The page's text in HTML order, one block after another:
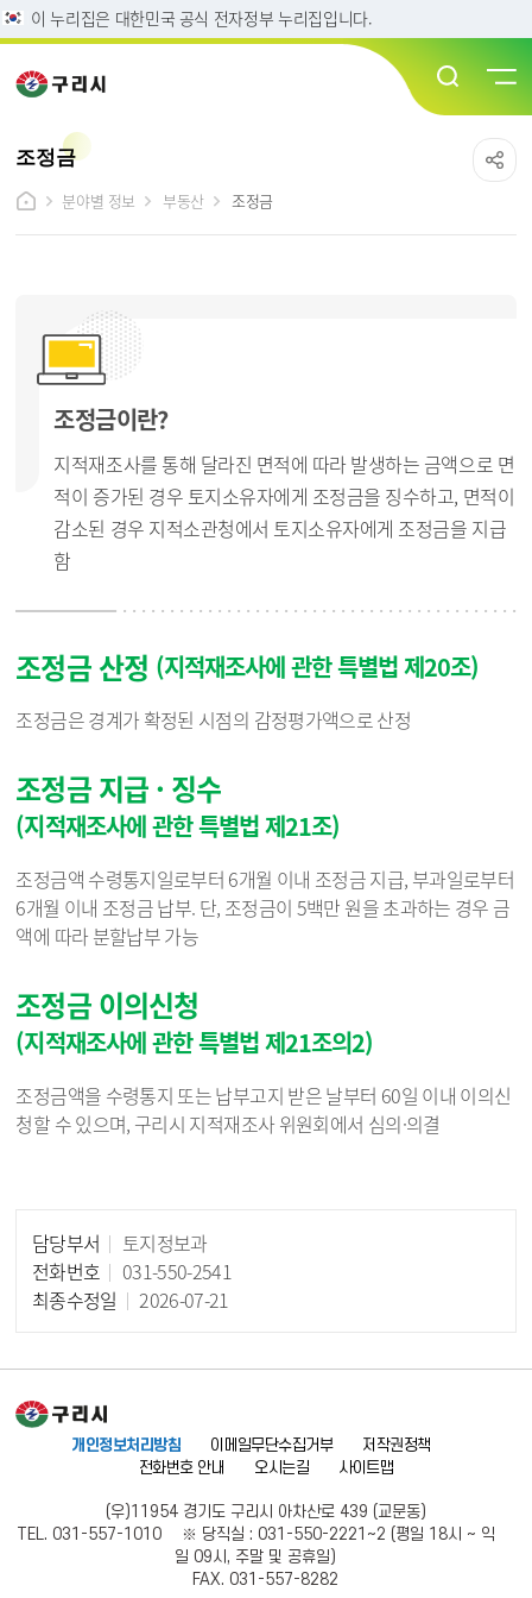
이 누리집은 대한민국 공식 전자정부 누리집입니다.
조정금
분야별 정보
부동산 조정금
조정금이란?
지적재조사를 통해 달라진 면적에 따라 발생하는 금액으로 면
적이 증가된 경우 토지소유자에게 조정금을 징수하고, 면적이
감소된 경우 지적소관청에서 토지소유자에게 조정금을 지급
함
조정금 산정 (지적재조사에 관한 특별법 제20조)
조정금은 경계가 확정된 시점의 감정평가액으로 산정
조정금 지급 · 징수
(지적재조사에 관한 특별법 제21조)
조정금액 수령통지일로부터 6개월 이내 조정금 지급, 부과일로부터
6개월 이내 조정금 납부. 단, 조정금이 5백만 원을 초과하는 경우 금
액에 따라 분할납부 가능
조정금 이의신청
(지적재조사에 관한 특별법 제21조의2)
조정금액을 수령통지 또는 납부고지 받은 날부터 60일 이내 이의신
청할 수 있으며, 구리시 지적재조사 위원회에서 심의·의결
담당부서
토지정보과
전화번호
031-550-2541
최종수정일
2026-07-21
개인정보처리방침 이메일무단수집거부
저작권정책
전화번호 안내
오시는길 사이트맵
(우)11954 경기도 구리시 아차산로 439 (교문동)
TEL. 031-557-1010 ※ 당직실 : 031-550-2221~2 (평일 18시 ~ 익
일 09시, 주말 및 공휴일)
FAX. 031-557-8282